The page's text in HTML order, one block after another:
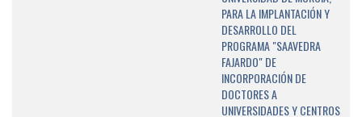
PARA LA IMPLANTACIÓN Y
DESARROLLO DEL
PROGRAMA "SAAVEDRA
FAJARDO" DE
INCORPORACIÓN DE
DOCTORES A
UNIVERSIDADES Y CENTROS